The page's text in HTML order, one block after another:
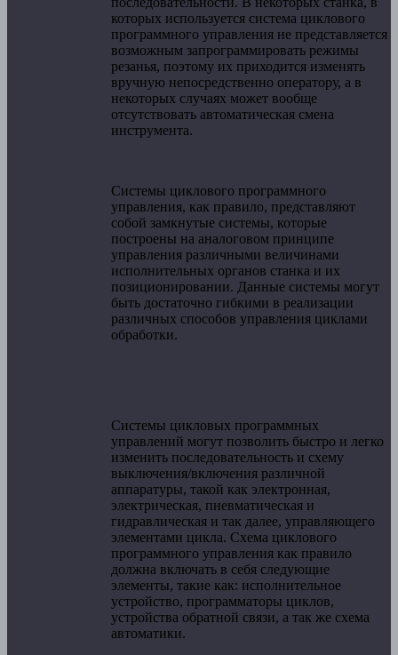
которых используется система циклового
программного управления не представляется
возможным запрограммировать режимы
резанья, поэтому их приходится изменять
вручную непосредственно оператору, а в
некоторых случаях может вообще
отсутствовать автоматическая смена
инструмента.
Системы циклового программного
управления, как правило, представляют
собой замкнутые системы, которые
построены на аналоговом принципе
управления различными величинами
исполнительных органов станка и их
позиционировании. Данные системы могут
быть достаточно гибкими в реализации
различных способов управления циклами
обработки.
Системы цикловых программных
управлений могут позволить быстро и легко
изменить последовательность и схему
выключения/включения различной
аппаратуры, такой как электронная,
электрическая, пневматическая и
гидравлическая и так далее, управляющего
элементами цикла. Схема циклового
программного управления как правило
должна включать в себя следующие
элементы, такие как: исполнительное
устройство, программаторы циклов,
устройства обратной связи, а так же схема
автоматики.